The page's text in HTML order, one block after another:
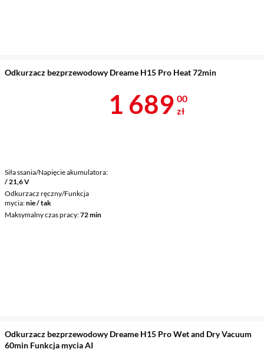
Odkurzacz bezprzewodowy Dreame H15 Pro Heat 72min
Siła ssania/Napięcie akumulatora
/ 21,6 V
Odkurzacz ręczny/Funkcja
mycia nie / tak
Maksymalny czas pracy 72 min
Cena 1 689 zł
1 689 00
zł
Odkurzacz bezprzewodowy Dreame H15 Pro Wet and Dry Vacuum
60min Funkcja mycia AI